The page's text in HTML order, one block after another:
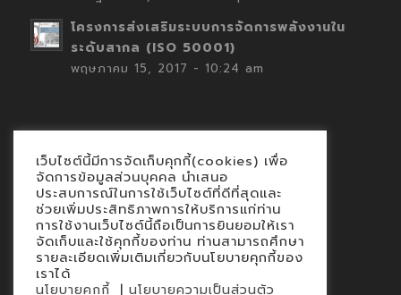
โครงการส่งเสริมระบบการจัดการพลังงานใน
ระดับสากล (ISO 50001)
พฤษภาคม 15, 2017 - 10:24 am
Contact
นโยบายคุกกี้
นโยบายข้อมูลส่วนบุคคล
เว็บไซต์นี้มีการจัดเก็บคุกกี้(cookies) เพื่อ
จัดการข้อมูลส่วนบุคคล นำเสนอ
ประสบการณ์ในการใช้เว็บไซต์ที่ดีที่สุดและ
ช่วยเพิ่มประสิทธิภาพการให้บริการแก่ท่าน
การใช้งานเว็บไซต์นี้ถือเป็นการยินยอมให้เรา
จัดเก็บและใช้คุกกี้ของท่าน ท่านสามารถศึกษา
รายละเอียดเพิ่มเติมเกี่ยวกับนโยบายคุกกี้ของ
เราได้
นโยบายคุกกี้ | นโยบายความเป็นส่วนตัว